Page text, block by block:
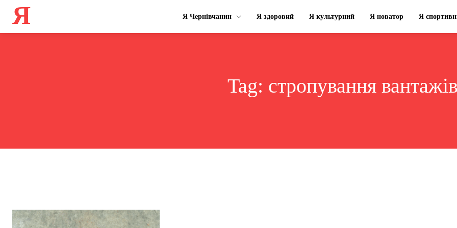
Я Я Чернівчанин Я здоровий Я культурний Я новатор Я
Tag: стропування